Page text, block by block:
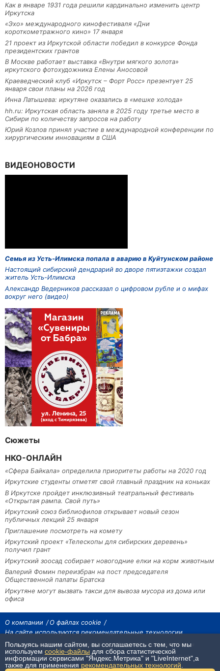
Как в январе 1931 года решили кардинально изменить центр
Иркутска
«Эхо» международного кинофестиваля «Дни
короткометражного кино» 17 января
21 проект из Иркутской области победил в конкурсе Фонда
президентских грантов
В Москве работает выставка «Внутри мягкого золота»
иркутского фотохудожника Елены Аносовой
Краеведческий клуб «Иркутск – Форт Росс» презентует 25
января свои планы на 2026 год
Инна Латышева: иркутяне оказались в «мешке холода»
hh.ru: Иркутская область заняла в 2025 году третье место в
Сибири по количеству запросов на работу
Юрий Козлов принял участие в международной конференции по
хирургическим инновациям в США
ВИДЕОНОВОСТИ
Семья из Усть-Илимска попала в аварию в Куйтунском районе
Настоящий сибирский дендрарий во дворе пятиэтажки создал
житель Усть-Илимска
Александр Ведерников рассказал о цифровом рубле и о мифах
вокруг него (видео)
Сюжеты
НКО-ОНЛАЙН
«Сфера Байкала» определила приоритеты работы на 2020 год
Иркутские студенты отметят свой главный праздник на коньках
В Иркутске пройдет инклюзивный театральный фестиваль
«Открытая рампа. Свой путь»
Иркутский союз библиофилов открывает новый сезон
публичных лекций 25 января
Приглашение посмотреть на комету
Иркутский проект «Телескопы для сибирских деревень»
получил грант
Иркутский зоосад собирает новогодние елки на корм животным
Валерий Фомин переизбран на пост председателя
Общественной палаты Братска
Иркутяне могут вызвать такси для вывоза мусора из дома или
офиса
О компании
О файлах cookie
На сайте используются рекомендательные технологии
На сайте размещаются материалы ИА «Наш Север». Все права охраняются
законом.
При использовании материалов агентства на других сайтах, обязательна
гиперссылка.
Пользуясь нашим сайтом, вы соглашаетесь с тем, что мы
используем cookie-файлы для сбора статистической
информации сервисами "Яндекс.Метрика" и "LiveInternet",а
также для применения рекомендательных технологий